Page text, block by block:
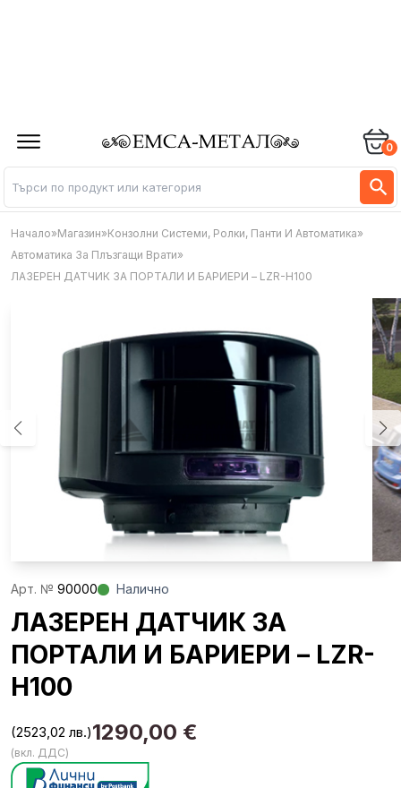
0
Начало»Магазин»Конзолни Системи, Ролки, Панти И Автоматика»
Автоматика За Плъзгащи Врати»
ЛАЗЕРЕН ДАТЧИК ЗА ПОРТАЛИ И БАРИЕРИ – LZR-H100
Aрт. № 90000 Налично
ЛАЗЕРЕН ДАТЧИК ЗА
ПОРТАЛИ И БАРИЕРИ – LZR-
H100
1290,00 €
(2523,02 лв.)
(вкл. ДДС)